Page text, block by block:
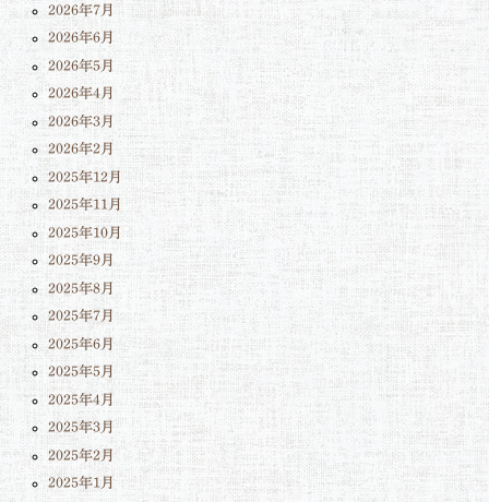
2026年7月
2026年6月
2026年5月
2026年4月
2026年3月
2026年2月
2025年12月
2025年11月
2025年10月
2025年9月
2025年8月
2025年7月
2025年6月
2025年5月
2025年4月
2025年3月
2025年2月
2025年1月